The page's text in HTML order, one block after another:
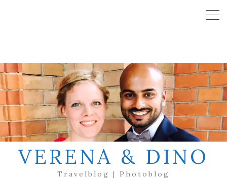
VERENA & DINO
Travelblog | Photoblog